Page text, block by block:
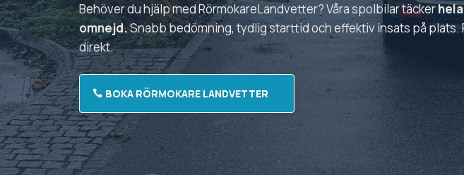
Behöver du hjälp medRörmokareLandvetter?Våra spolbilar täcker
omnejd.Snabb bedömning, tydlig starttid och effektiv insats på plats.
direkt.
BOKA RÖRMOKARE LANDVETTER